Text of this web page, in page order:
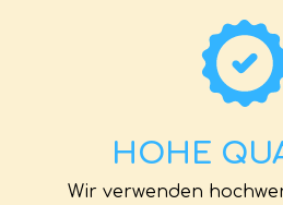
HOHE
Wir verwenden